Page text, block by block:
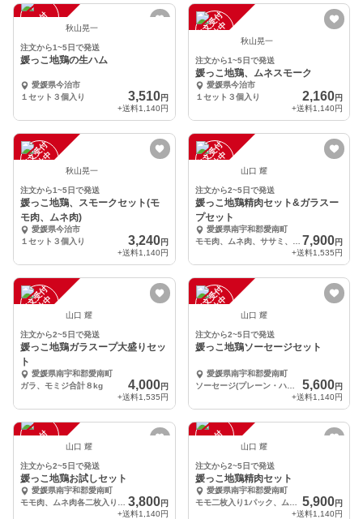
注
文
受
付
停
止 秋山晃一
注文から1~5日で発送
媛っこ地鶏の生ハム
愛媛県今治市
１セット３個入り
3,510円
+送料1,140円
注
文
受
付
停
止
中 秋山晃一
注文から1~5日で発送
媛っこ地鶏、ムネスモーク
愛媛県今治市
１セット３個入り
2,160円
+送料1,140円
注
文
受
付
停
止
中 秋山晃一
注文から1~5日で発送
媛っこ地鶏、スモークセット(モ
モ肉、ムネ肉)
愛媛県今治市
１セット３個入り
3,240円
+送料1,140円
注
文
受
付
停
止
中 山口 耀
注文から2~5日で発送
媛っこ地鶏精肉セット&ガラスー
プセット
愛媛県南宇和郡愛南町
7,900円
+送料1,535円
注
文
受
付
停
止
中 山口 耀
注文から2~5日で発送
媛っこ地鶏ガラスープ大盛りセッ
ト
愛媛県南宇和郡愛南町
ガラ、モミジ合計８kg
4,000円
+送料1,535円
注
文
受
付
停
止
中 山口 耀
注文から2~5日で発送
媛っこ地鶏ソーセージセット
愛媛県南宇和郡愛南町
ソーセージ(プレーン・ハーブ)1パックあたり120g以上各4パック 計8パック
5,600円
+送料1,140円
注
文
受
付
停
止 山口 耀
注文から2~5日で発送
媛っこ地鶏お試しセット
愛媛県南宇和郡愛南町
3,800円
+送料1,140円
注
文
受
付
停
止 山口 耀
注文から2~5日で発送
媛っこ地鶏精肉セット
愛媛県南宇和郡愛南町
5,900円
+送料1,140円